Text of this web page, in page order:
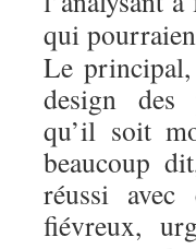
qui
Le
design des
qu’il soit
beaucoup
réussi avec
fiévreux,